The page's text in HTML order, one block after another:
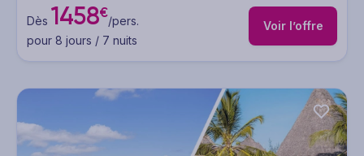
Dès 1458€/pers.
pour 8 jours / 7 nuits
Voir l’offre